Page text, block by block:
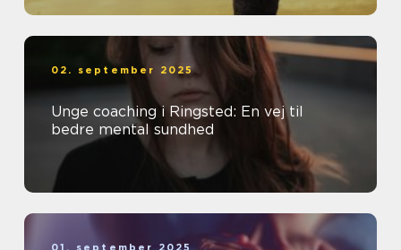
02. september 2025
Unge coaching i Ringsted: En vej til
bedre mental sundhed
01. september 2025